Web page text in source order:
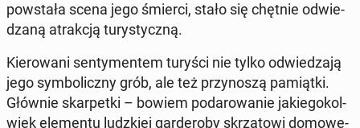
po­wsta­ła scena jego śmierci, stało się chętnie od­wie­
dza­ną atrak­cją tu­ry­stycz­ną.
Kie­ro­wa­ni sen­ty­men­tem turyści nie tylko od­wie­dza­ją
jego sym­bo­licz­ny grób, ale też przy­no­szą pa­miąt­ki.
Głównie skar­pet­ki – bowiem po­da­ro­wa­nie ja­kie­go­kol­
wiek ele­men­tu ludz­kiej gar­de­ro­by skrza­to­wi do­mo­we­